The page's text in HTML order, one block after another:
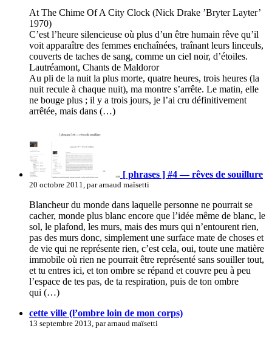
At The Chime Of A City Clock (Nick Drake ’Bryter Layter’
1970)
C’est l’heure silencieuse où plus d’un être humain rêve qu’il
voit apparaître des femmes enchaînées, traînant leurs linceuls,
couverts de taches de sang, comme un ciel noir, d’étoiles.
Lautréamont, Chants de Maldoror
Au pli de la nuit la plus morte, quatre heures, trois heures (la
nuit recule à chaque nuit), ma montre s’arrête. Le matin, elle
ne bouge plus ; il y a trois jours, je l’ai cru définitivement
arrêtée, mais dans (…)
[ phrases ] #4 — rêves de souillure
20 octobre 2011, par arnaud maïsetti
Blancheur du monde dans laquelle personne ne pourrait se
cacher, monde plus blanc encore que l’idée même de blanc, le
sol, le plafond, les murs, mais des murs qui n’entourent rien,
pas des murs donc, simplement une surface mate de choses et
de vie qui ne représente rien, c’est cela, oui, toute une matière
immobile où rien ne pourrait être représenté sans souiller tout,
et tu entres ici, et ton ombre se répand et couvre peu à peu
l’espace de tes pas, de ta respiration, puis de ton ombre
qui (…)
cette ville (l’ombre loin de mon corps)
13 septembre 2013, par arnaud maïsetti